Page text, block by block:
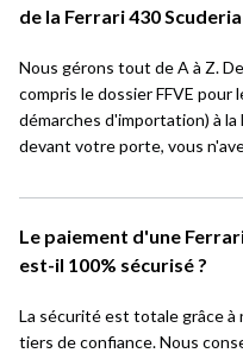
de la Ferrari 430 Scuderia
Nous gérons tout de A à Z.
compris le dossier FFVE pour
démarches d'importation) à
devant votre porte, vous
Le paiement d'une
est-il 100% sécurisé ?
La sécurité est totale grâce à
tiers de confiance. Nous